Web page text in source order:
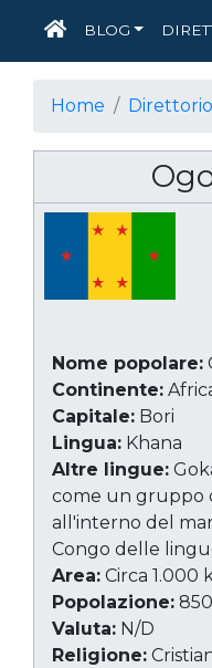
INICIO
BLOG
Home
Nome popolare:
Continente:
Capitale: Bori
Lingua: Khana
Altre lingue:
come un gruppo
all'interno del
Congo delle
Area: Circa 1.000
Popolazione:
Valuta: N/D
Religione: